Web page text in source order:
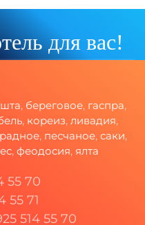
для вас!
, береговое, гаспра,
, кореиз, ливадия,
, песчаное, саки,
, феодосия, ялта
55 70
55 71
514 55 70